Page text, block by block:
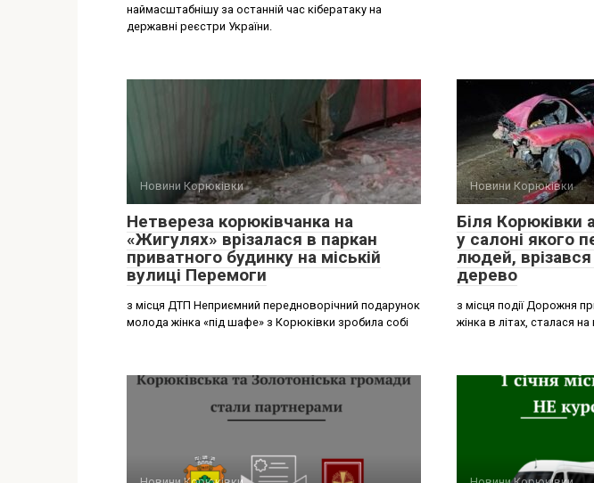
наймасштабнішу за останній час кібератаку на
державні реєстри України.
Новини Корюківки
Нетвереза корюківчанка на
«Жигулях» врізалася в паркан
приватного будинку на міській
вулиці Перемоги
з місця ДТП Неприємний передноворічний подарунок
молода жінка «під шафе» з Корюківки зробила собі
Новини Корюківки
Біля Корюківки
у салоні якого
людей,
дерево
з місця події Дорожня
жінка в літах, сталася на